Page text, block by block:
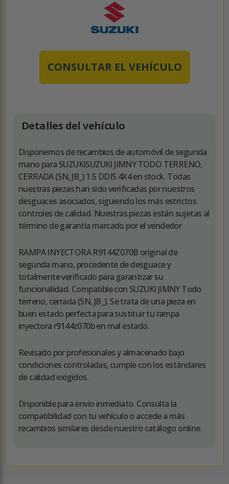
CONSULTAR EL VEHÍCULO
Detalles del vehículo
Disponemos de recambios de automóvil de segunda
mano para SUZUKISUZUKI JIMNY TODO TERRENO,
CERRADA (SN, JB_) 1.5 DDIS 4X4 en stock. Todas
nuestras piezas han sido verificadas por nuestros
desguaces asociados, siguiendo los más estrictos
controles de calidad. Nuestras piezas están sujetas al
término de garantía marcado por el vendedor
RAMPA INYECTORA R9144Z070B original de
segunda mano, procedente de desguace y
totalmente verificado para garantizar su
funcionalidad. Compatible con SUZUKI JIMNY Todo
terreno, cerrada (SN, JB_). Se trata de una pieza en
buen estado perfecta para sustituir tu rampa
inyectora r9144z070b en mal estado.
Revisado por profesionales y almacenado bajo
condiciones controladas, cumple con los estándares
de calidad exigidos.
Disponible para envío inmediato. Consulta la
compatibilidad con tu vehículo o accede a más
recambios similares desde nuestro catálogo online.